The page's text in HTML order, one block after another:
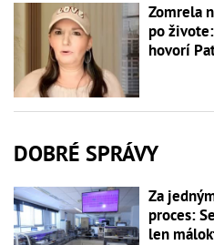
Zomrela
po
hovorí
DOBRÉ SPRÁVY
Za
proces:
len